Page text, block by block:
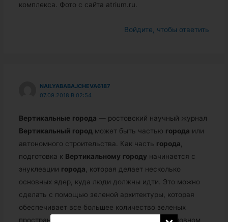
комплекса. Фото с сайта atrium.ru.
Войдите, чтобы ответить
NAILYABABAJCHEVA6187
07.09.2018 В 02:54
Вертикальные города — ростовский научный журнал
Вертикальный город может быть частью города или
автономного строительства. Как часть города
подготовка к Вертикальному городу начинается с
энуклеации города , которая делает несколько
основных ядер, куда люди должны идти. Это можно
сделать с помощью зеленой архитектуры, которая
обеспечивает все большее количество зеленых
пространств и снижает плотность ткани в основном